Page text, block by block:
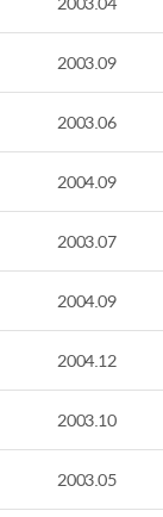
2003.09
2003.06
2004.09
2003.07
2004.09
2004.12
2003.10
2003.05